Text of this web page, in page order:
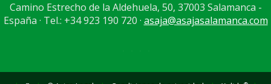
Camino Estrecho de la Aldehuela, 50, 37003 Salamanca -
España · Tel.: +34 923 190 720 · asaja@asajasalamanca.com